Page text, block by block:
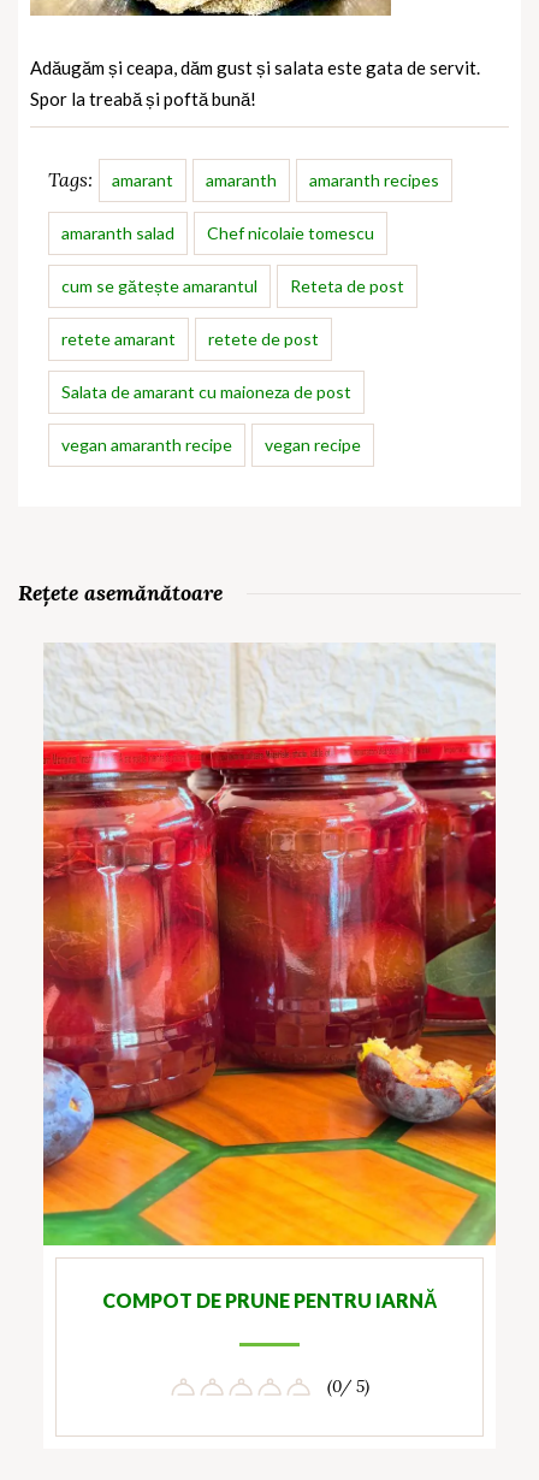
Adăugăm și ceapa, dăm gust și salata este gata de servit.
Spor la treabă și poftă bună!
Tags: amarant amaranth amaranth recipes
amaranth salad Chef nicolaie tomescu
cum se gătește amarantul Reteta de post
retete amarant retete de post
Salata de amarant cu maioneza de post
vegan amaranth recipe vegan recipe
Rețete asemănătoare
COMPOT DE PRUNE PENTRU IARNĂ
(0/ 5)